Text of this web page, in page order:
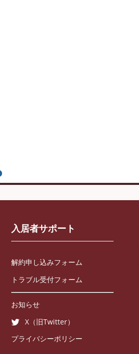
入居者サポート
解約申し込みフォーム
トラブル受付フォーム
お知らせ
X（旧Twitter）
プライバシーポリシー